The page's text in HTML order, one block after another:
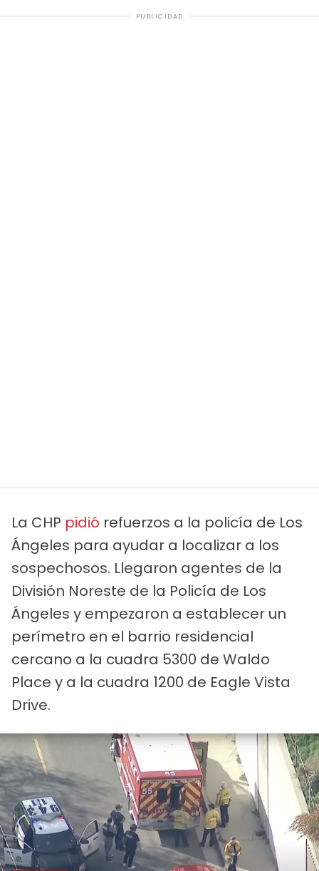
PUBLICIDAD
La CHP pidió refuerzos a la policía de Los
Ángeles para ayudar a localizar a los
sospechosos. Llegaron agentes de la
División Noreste de la Policía de Los
Ángeles y empezaron a establecer un
perímetro en el barrio residencial
cercano a la cuadra 5300 de Waldo
Place y a la cuadra 1200 de Eagle Vista
Drive.